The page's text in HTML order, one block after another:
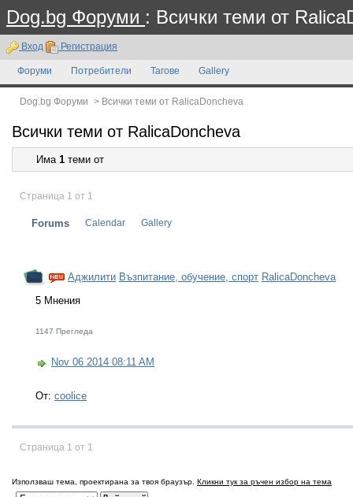
Dog.bg Форуми : Всички теми от
Вход Регистрация
Форуми Потребители Тагове Gallery
Dog.bg Форуми > Всички теми от RalicaDoncheva
Всички теми от RalicaDoncheva
Има 1 теми от
Страница 1 от 1
Forums Calendar Gallery
Аджилити Възпитание, обучение, спорт RalicaDoncheva
5 Мнения
1147 Прегледа
Nov 06 2014 08:11 AM
От: coolice
Страница 1 от 1
Използваш тема, проектирана за твоя браузър. Кликни тук за ръчен избор на тема